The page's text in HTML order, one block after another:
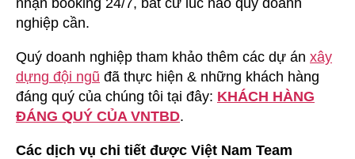
nghiệp cần.
Quý doanh nghiệp tham khảo thêm các dự án xây
dựng đội ngũ đã thực hiện & những khách hàng
đáng quý của chúng tôi tại đây: KHÁCH HÀNG
ĐÁNG QUÝ CỦA VNTBD.
Các dịch vụ chi tiết được Việt Nam Team